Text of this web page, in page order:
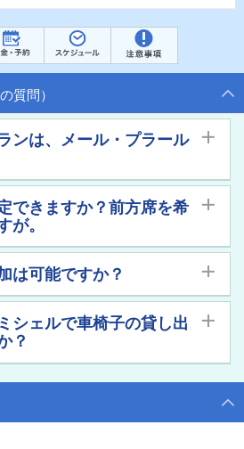
質問）
ンは、メール・プラール
ではございません。
できますか？前方席を希
が。
事前指定は承っておりません。ご乗車
だく運びとなります。
は可能ですか？
件を満たし、事前連絡をいただいた場
でもご参加いただけます。
全を最優先とし、当日でもご参加をお
シェルで車椅子の貸し出
？